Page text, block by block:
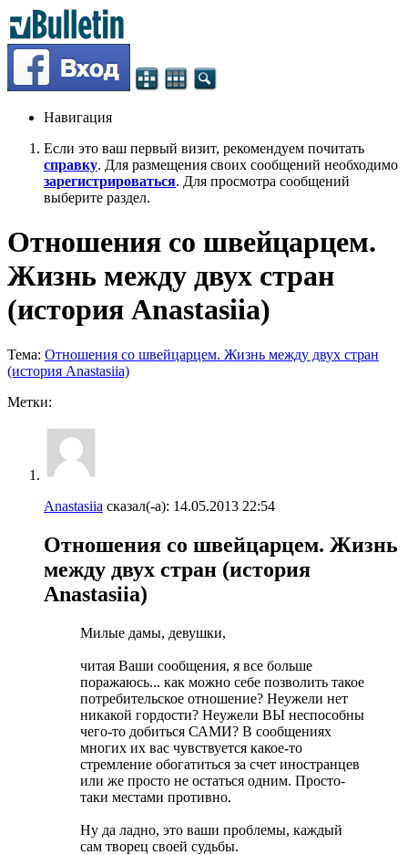
Навигация
Если это ваш первый визит, рекомендуем почитать
справку. Для размещения своих сообщений необходимо
зарегистрироваться. Для просмотра сообщений
выберите раздел.
Отношения со швейцарцем.
Жизнь между двух стран
(история Anastasiia)
Тема: Отношения со швейцарцем. Жизнь между двух стран
(история Anastasiia)
Метки:
Anastasiia сказал(-а): 14.05.2013 22:54
Отношения со швейцарцем. Жизнь
между двух стран (история
Anastasiia)
Милые дамы, девушки,
читая Ваши сообщения, я все больше
поражаюсь... как можно себе позволить такое
потребительское отношение? Неужели нет
никакой гордости? Неужели ВЫ неспособны
чего-то добиться САМИ? В сообщениях
многих их вас чувствуется какое-то
стремление обогатиться за счет иностранцев
или же просто не остаться одним. Просто-
таки местами противно.
Ну да ладно, это ваши проблемы, каждый
сам творец своей судьбы.